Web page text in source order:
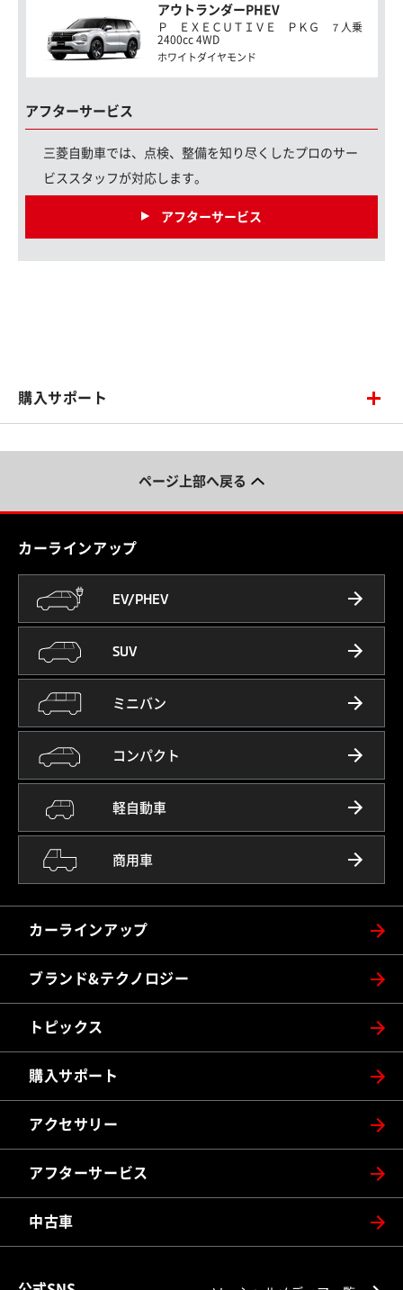
アウトランダーPHEV
Ｐ ＥＸＥＣＵＴＩＶＥ ＰＫＧ ７人乗
2400cc 4WD
ホワイトダイヤモンド
アフターサービス
三菱自動車では、点検、整備を知り尽くしたプロのサー
ビススタッフが対応します。
アフターサービス
購入サポート
ページ上部へ戻る
カーラインアップ
カーラインアップ
EV/PHEV
SUV
ミニバン
コンパクト
軽自動車
商用車
ブランド&テクノロジー
トピックス
購入サポート
アクセサリー
アフターサービス
中古車